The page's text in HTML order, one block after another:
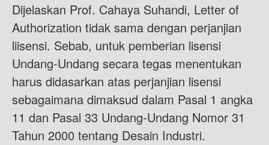
Dijelaskan Prof. Cahaya Suhandi, Letter of
Authorization tidak sama dengan perjanjian
liisensi. Sebab, untuk pemberian lisensi
Undang-Undang secara tegas menentukan
harus didasarkan atas perjanjian lisensi
sebagaimana dimaksud dalam Pasal 1 angka
11 dan Pasal 33 Undang-Undang Nomor 31
Tahun 2000 tentang Desain Industri.